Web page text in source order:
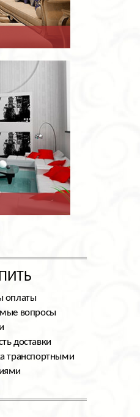
оплаты
вопросы
доставки
транспортными